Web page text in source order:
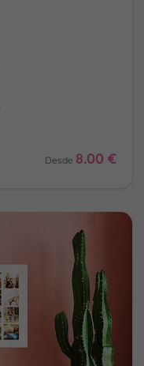
Desde 8.00 €